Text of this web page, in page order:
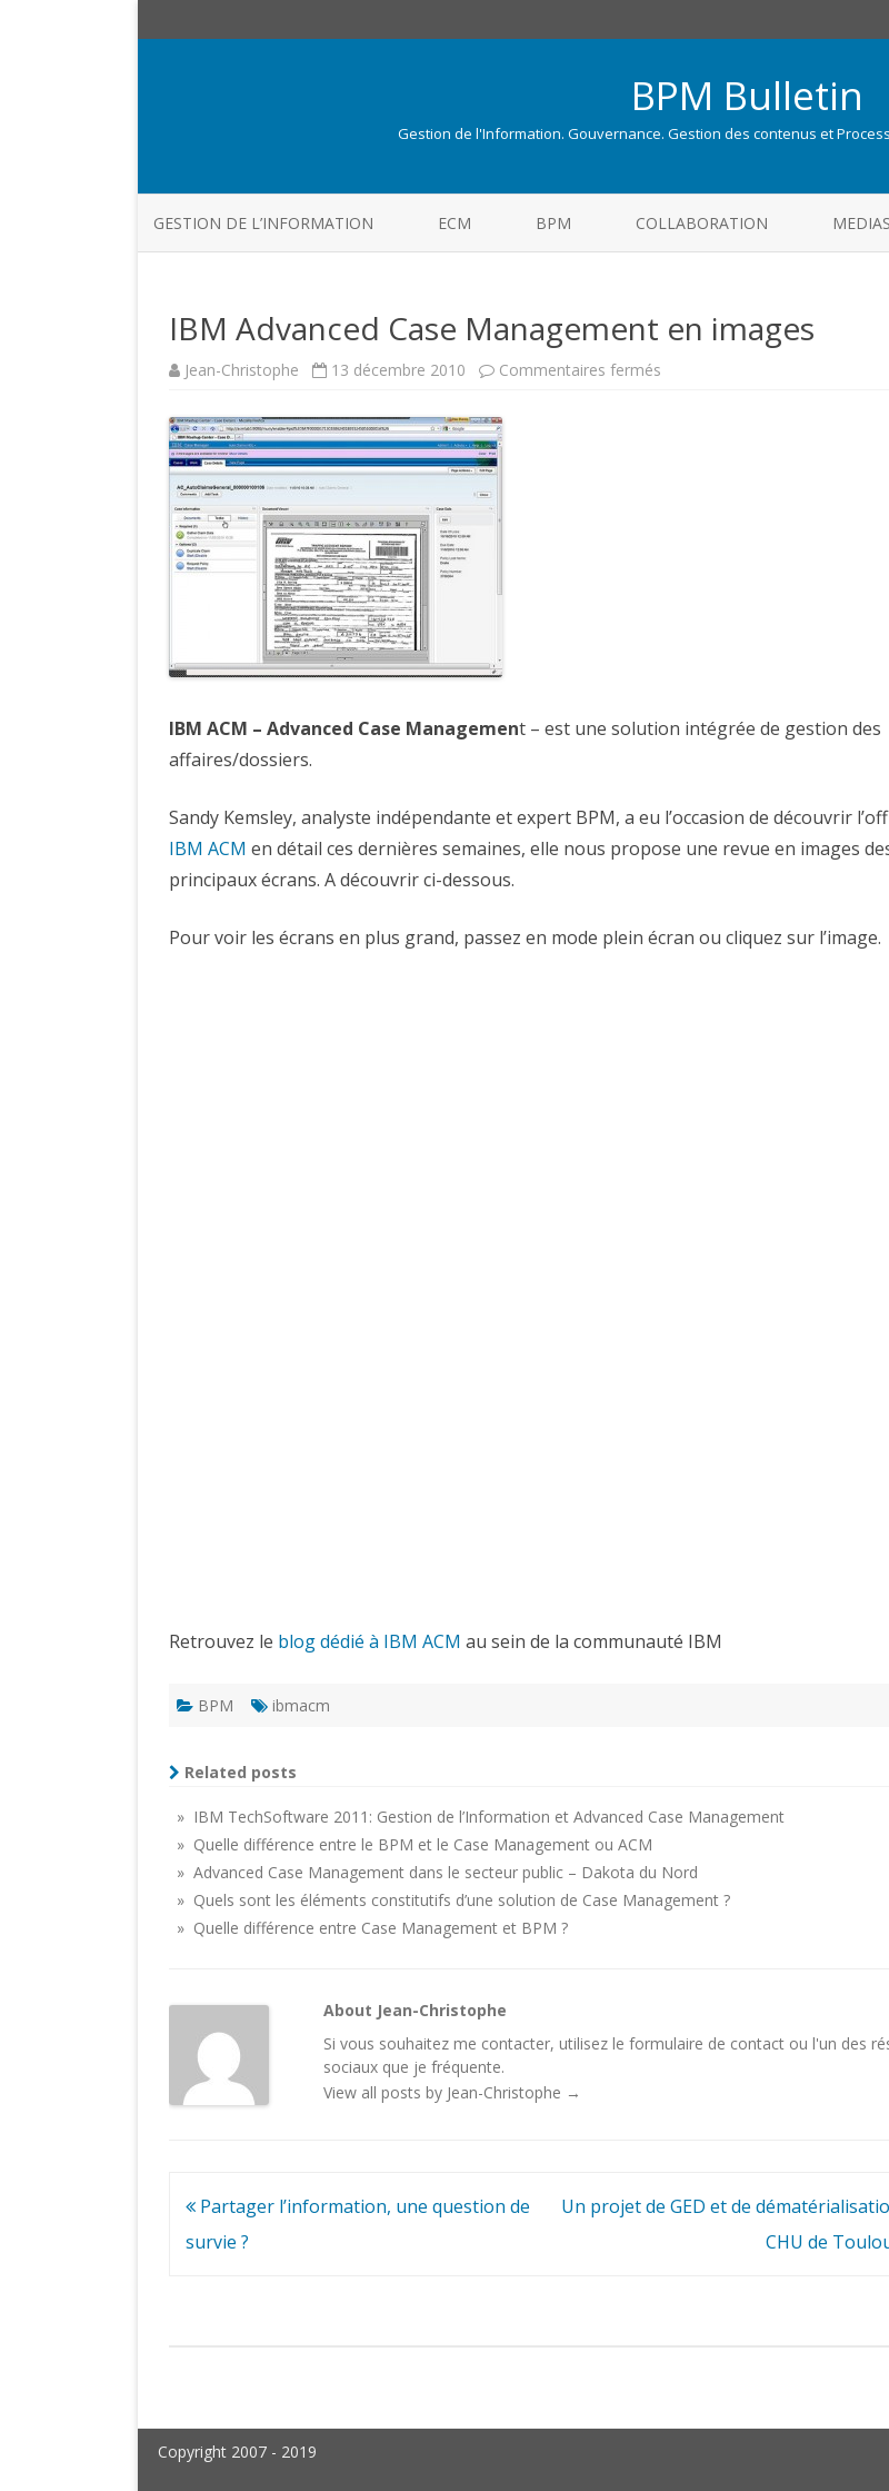
BPM Bulletin
Gestion de l'Information. Gouvernance. Gestion des contenus et
to
GESTION DE L’INFORMATION ECM BPM COLLABORATION
IBM Advanced Case Management en images
Jean-Christophe 13 décembre 2010 Commentaires fermés
IBM ACM – Advanced Case Management – est une solution intégrée de gestion des
affaires/dossiers.
Sandy Kemsley, analyste indépendante et expert BPM, a eu l’occasion de découvrir
IBM ACM en détail ces dernières semaines, elle nous propose une revue en images
principaux écrans. A découvrir ci-dessous.
Pour voir les écrans en plus grand, passez en mode plein écran ou cliquez sur l’image.
Retrouvez le blog dédié à IBM ACM au sein de la communauté IBM
BPM ibmacm
Related posts
» IBM TechSoftware 2011: Gestion de l’Information et Advanced Case Management
» Quelle différence entre le BPM et le Case Management ou ACM
» Advanced Case Management dans le secteur public – Dakota du Nord
» Quels sont les éléments constitutifs d’une solution de Case Management ?
» Quelle différence entre Case Management et BPM ?
About Jean-Christophe
Si vous souhaitez me contacter, utilisez leformulaire de contact ou l'un des
sociaux que je fréquente.
View all posts by Jean-Christophe →
Navigation
de
Partager l’information, une question de
survie ?
Un projet de GED et de
CHU de
Copyright 2007 - 2019